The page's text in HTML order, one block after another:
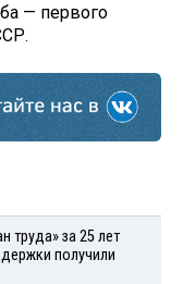
— первого
труда» за 25 лет
получили